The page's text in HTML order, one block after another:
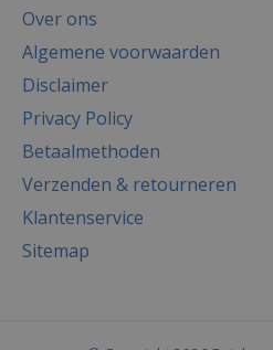
Over ons
Algemene voorwaarden
Disclaimer
Privacy Policy
Betaalmethoden
Verzenden & retourneren
Klantenservice
Sitemap